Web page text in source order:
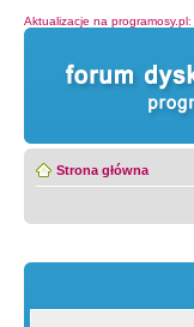
Aktualizacje na programosy.pl:
Strona główna